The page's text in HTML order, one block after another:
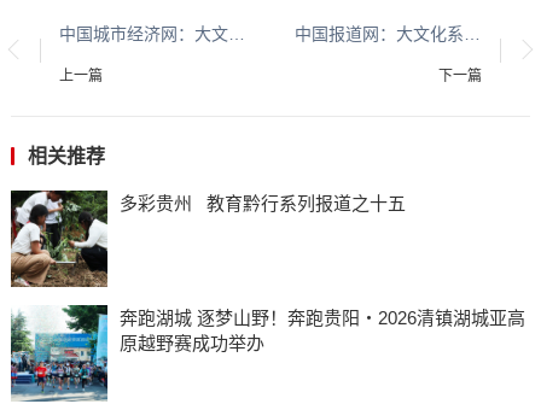
中国城市经济网：大文化系列报道：贵州酱香酒文化系列报道之二
上一篇 下一篇
相关推荐
多彩贵州 教育黔行系列报道之十五
奔跑湖城 逐梦山野！奔跑贵阳・2026清镇湖城亚高
原越野赛成功举办